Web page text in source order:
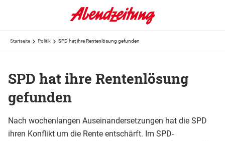
Startseite Politik SPD hat ihre Rentenlösung gefunden
SPD hat ihre Rentenlösung
gefunden
Nach wochenlangen Auseinandersetzungen hat die SPD
ihren Konflikt um die Rente entschärft. Im SPD-